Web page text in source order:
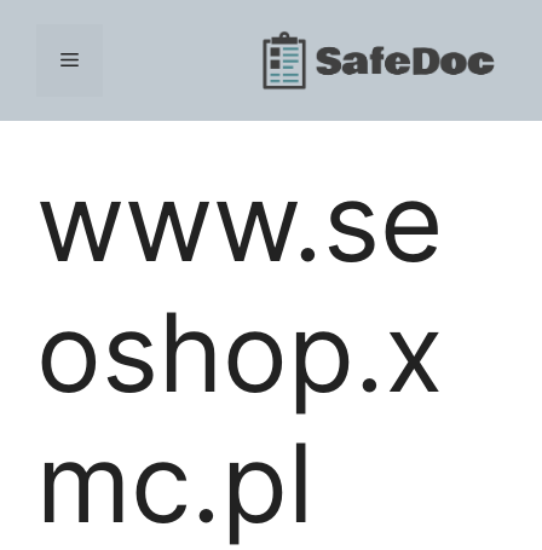
content
Menu
www.se
oshop.x
mc.pl